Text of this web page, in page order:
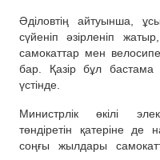
Әділовтің айтуынша,
сүйеніп әзірленіп
самокаттар мен
бар. Қазір бұл бастама
үстінде.
Министрлік өкілі
төндіретін қатеріне
соңғы жылдары